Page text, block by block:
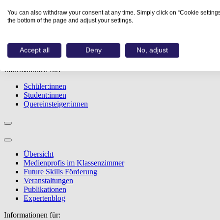
Übersicht
Berufe
Studiengänge
Berufstest
Bewerbungstipps
Informationen für:
Schüler:innen
Student:innen
Quereinsteiger:innen
Übersicht
Medienprofis im Klassenzimmer
Future Skills Förderung
Veranstaltungen
Publikationen
Expertenblog
Informationen für:
You can also withdraw your consent at any time. Simply click on “Cookie
the bottom of the page and adjust your settings.
Accept all Deny No, adjust